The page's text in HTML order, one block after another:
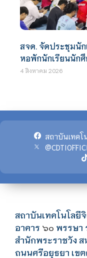
สจด. จัดประชุมนั
หอพักนักเรียนนัก
4 สิงหาคม 2026
สถาบันเทคโ
สถาบันเทคโนโลยี
อาคาร ๖๐ พรรษา
สำนักพระราชวัง ส
ถนนศรีอยุธยา เข